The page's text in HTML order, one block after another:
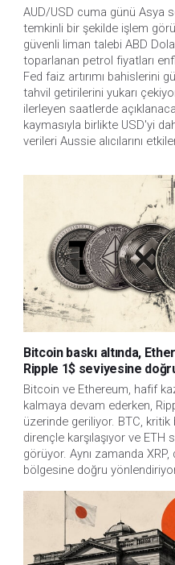
AUD/USD cuma günü Asya
temkinli bir şekilde işlem
güvenli liman talebi ABD
toparlanan petrol fiyatları
Fed faiz artırımı bahislerini
tahvil getirilerini yukarı
ilerleyen saatlerde
kaymasıyla birlikte USD'yi
verileri Aussie alıcılarını
Bitcoin baskı altında,
Ripple 1$ seviyesine
Bitcoin ve Ethereum, hafif
kalmaya devam ederken,
üzerinde geriliyor. BTC, kritik
dirençle karşılaşıyor ve
görüyor. Aynı zamanda
bölgesine doğru